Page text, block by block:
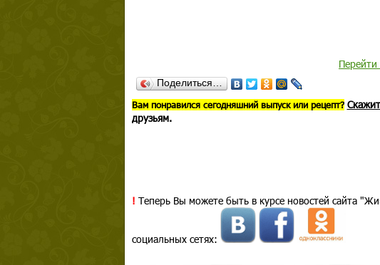
Поделиться…
Вам понравился сегодняшний выпуск или рецепт?
друзьям.
! Теперь Вы можете быть в курсе новостей сайта
социальных сетях: